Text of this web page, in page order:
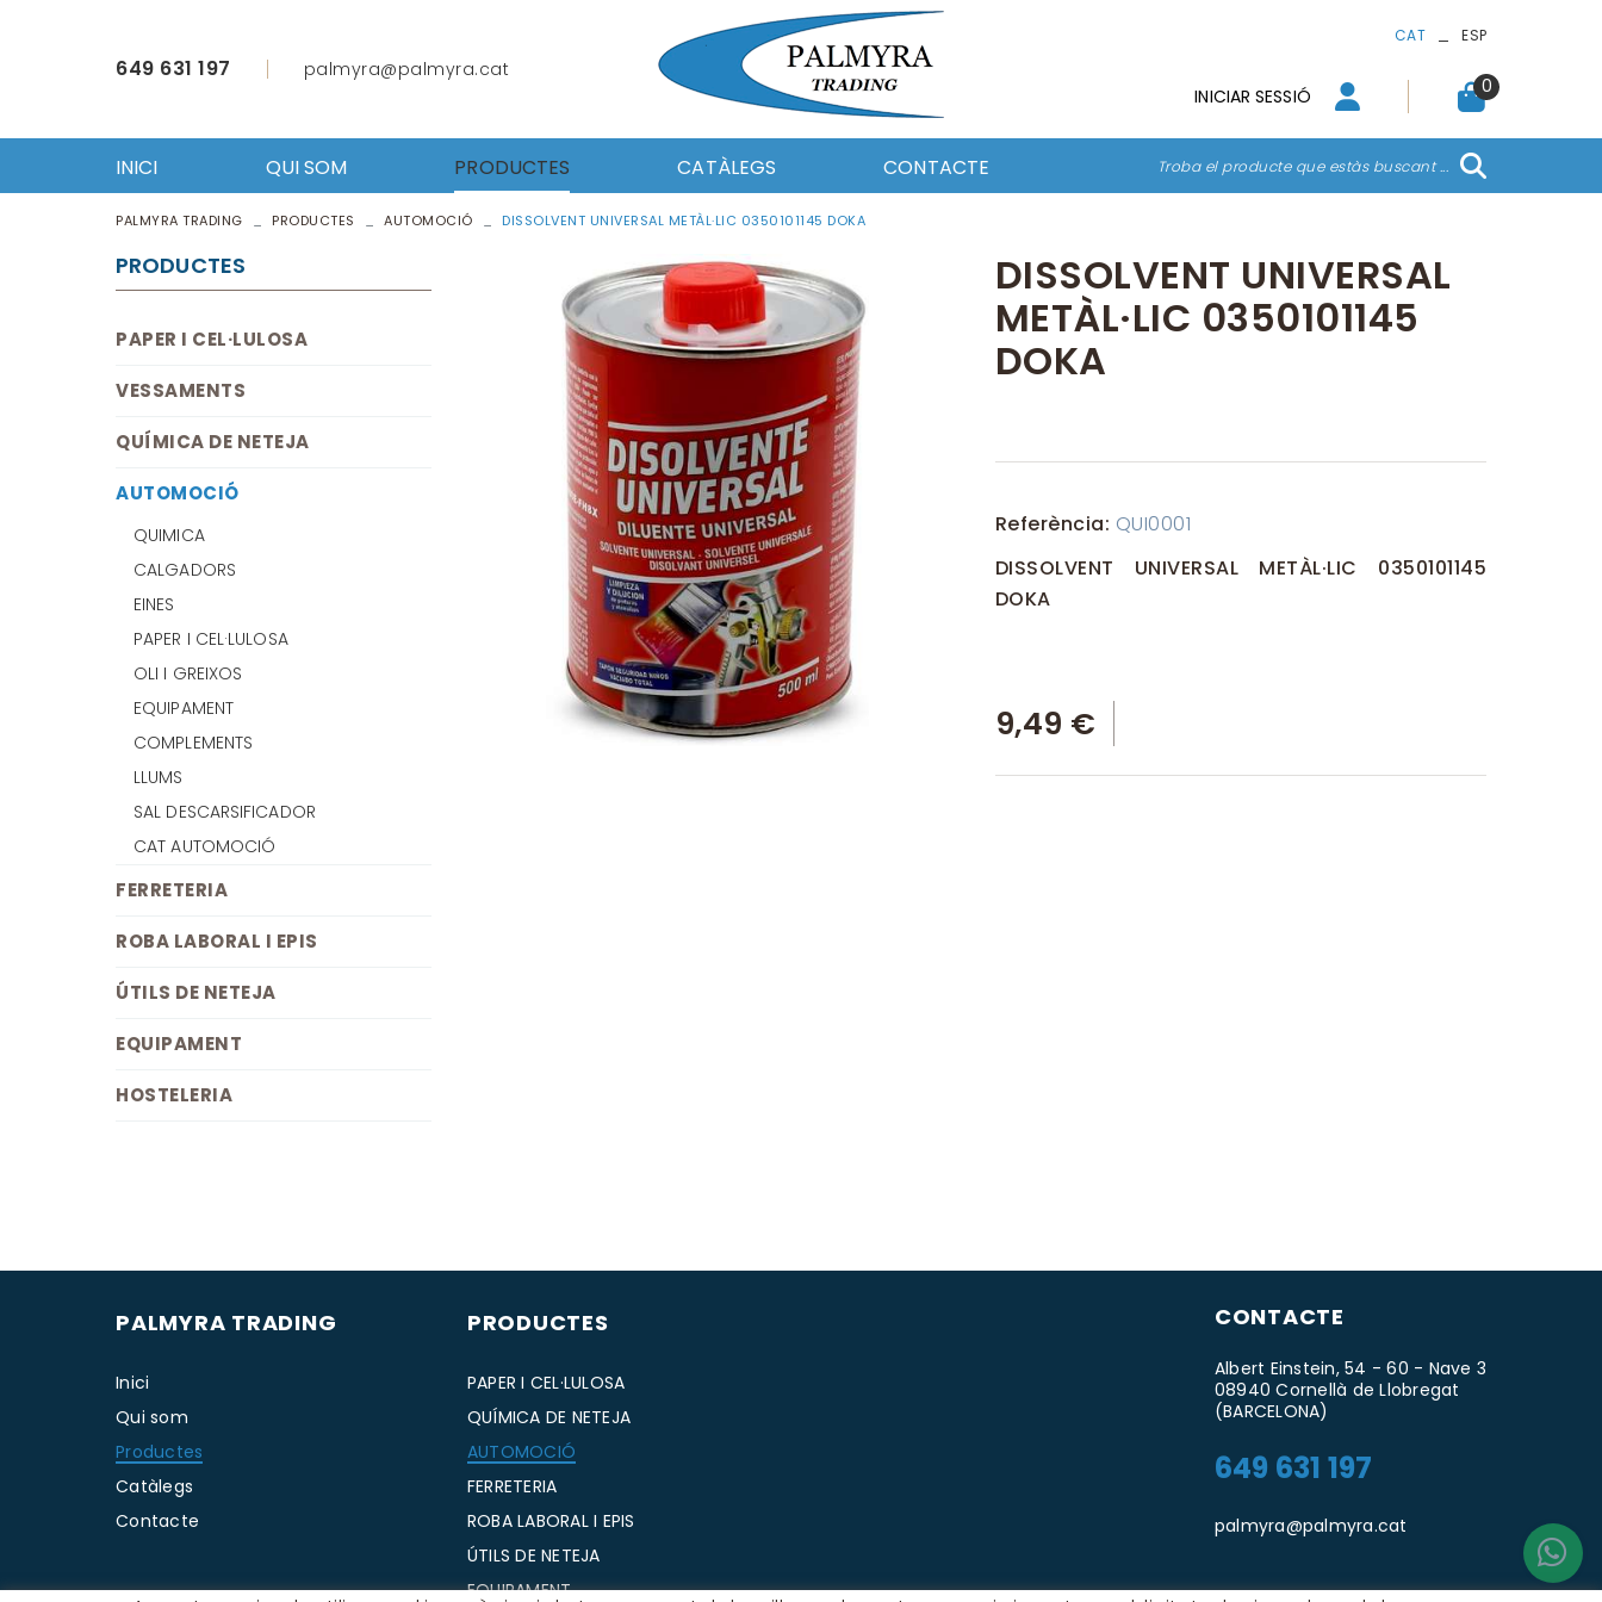
649 631 197 palmyra@palmyra.cat
CAT ESP
INICIAR SESSIÓ 0
INICI QUI SOM PRODUCTES
PAPER I CEL·LULOSA
QUÍMICA DE NETEJA
AUTOMOCIÓ
FERRETERIA
ROBA LABORAL I EPIS
ÚTILS DE NETEJA
EQUIPAMENT
HOSTELERIA
CATÀLEGS
PAPER I CEL-LULOSA
FERRETERIA
EQUIPAMENT
CATALAG_DOSICO
ROBA LABORAL I EPIS
QUÍMICA DE NETEJA
AUTOMOCIÓ
CONTACTE Troba el producte que estàs buscant ...
PALMYRA TRADING PRODUCTES AUTOMOCIÓ DISSOLVENT UNIVERSAL METÀL·LIC 0350101145 DOKA
DISSOLVENT UNIVERSAL
METÀL·LIC 0350101145
DOKA
Referència: QUI0001
DISSOLVENT UNIVERSAL METÀL·LIC 0350101145
DOKA
9,49 €
PRODUCTES
PAPER I CEL·LULOSA
VESSAMENTS
QUÍMICA DE NETEJA
AUTOMOCIÓ
QUIMICA
CALGADORS
EINES
PAPER I CEL·LULOSA
OLI I GREIXOS
EQUIPAMENT
COMPLEMENTS
LLUMS
SAL DESCARSIFICADOR
CAT AUTOMOCIÓ
FERRETERIA
ROBA LABORAL I EPIS
ÚTILS DE NETEJA
EQUIPAMENT
HOSTELERIA
PALMYRA TRADING
Inici
Qui som
Productes
Catàlegs
Contacte
PRODUCTES
PAPER I CEL·LULOSA
QUÍMICA DE NETEJA
AUTOMOCIÓ
FERRETERIA
ROBA LABORAL I EPIS
ÚTILS DE NETEJA
EQUIPAMENT
CONTACTE
Albert Einstein, 54 - 60 - Nave 3
08940 Cornellà de Llobregat
(BARCELONA)
649 631 197
palmyra@palmyra.cat